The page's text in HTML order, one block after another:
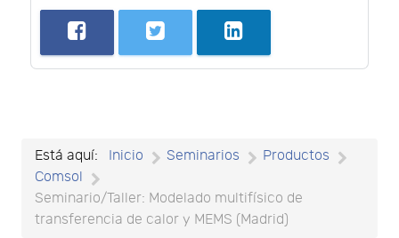
Está aquí: Inicio Seminarios
Productos
Comsol
Seminario/Taller: Modelado multifísico de
transferencia de calor y MEMS (Madrid)